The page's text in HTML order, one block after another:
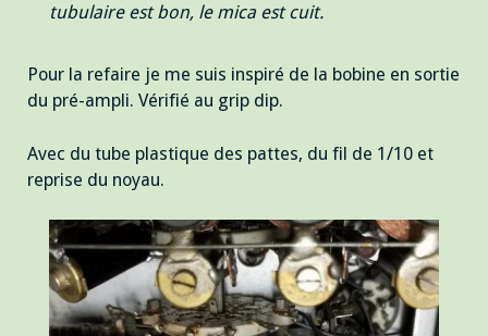
tubulaire est bon, le mica est cuit.
Pour la refaire je me suis inspiré de la bobine en sortie
du pré-ampli. Vérifié au grip dip.
Avec du tube plastique des pattes, du fil de 1/10 et
reprise du noyau.